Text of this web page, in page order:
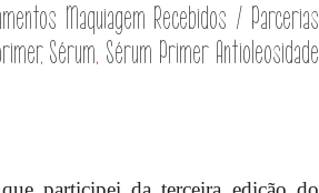
Maquiagem Recebidos / Parcerias
, Sérum, Sérum Primer Antioleosidade